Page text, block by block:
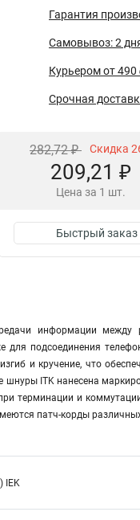
Гарантия
Самовывоз: 2
Курьером от 490
Срочная
282,72 ₽ Скидка
209,21 ₽
Цена за 1 шт.
Быстрый заказ
информации между
для подсоединения
и кручение, что
ITK нанесена
терминации и
патч-корды
IEK